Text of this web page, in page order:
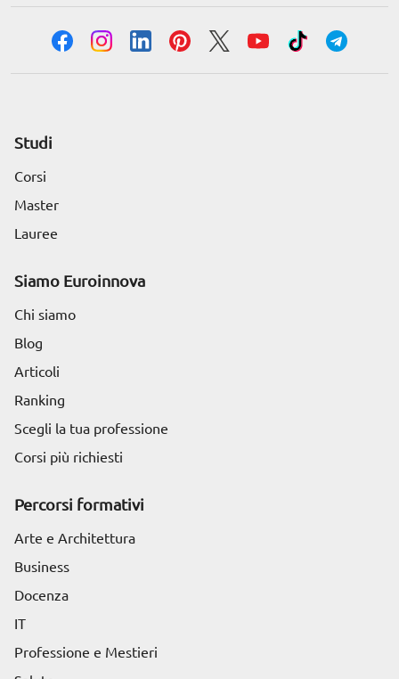
Studi
Corsi
Master
Lauree
Siamo Euroinnova
Chi siamo
Blog
Articoli
Ranking
Scegli la tua professione
Corsi più richiesti
Percorsi formativi
Arte e Architettura
Business
Docenza
IT
Professione e Mestieri